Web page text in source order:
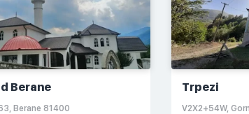
Berane
Berane 81400
Trpezi
V2X2+54W,